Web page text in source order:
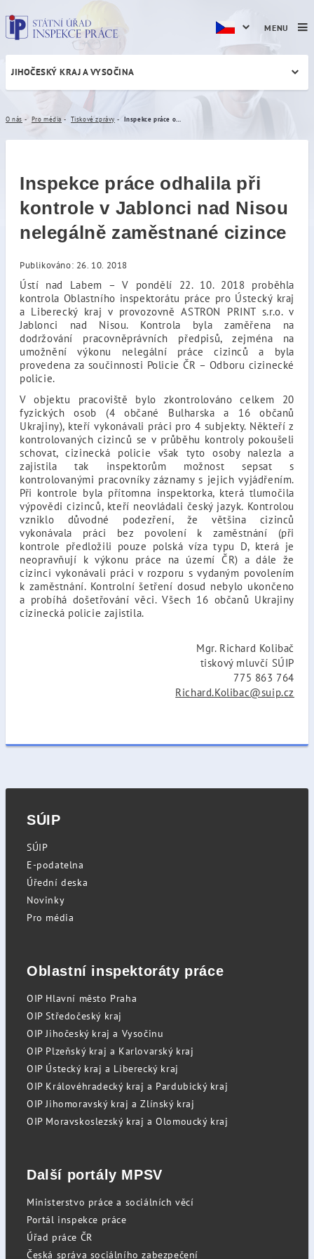
Inspekce práce odhalila při
JIHOČESKÝ KRAJ A VYSOČINA
O nás Pro média Tiskové zprávy
Inspekce práce odhalila při
kontrole v Jablonci nad Nisou
nelegálně zaměstnané cizince
Publikováno: 26. 10. 2018
Ústí nad Labem – V pondělí 22. 10. 2018 proběhla
kontrola Oblastního inspektorátu práce pro Ústecký kraj
a Liberecký kraj v provozovně ASTRON PRINT s.r.o. v
Jablonci nad Nisou. Kontrola byla zaměřena na
dodržování pracovněprávních předpisů, zejména na
umožnění výkonu nelegální práce cizinců a byla
provedena za součinnosti Policie ČR – Odboru cizinecké
policie.
V objektu pracoviště bylo zkontrolováno celkem 20
fyzických osob (4 občané Bulharska a 16 občanů
Ukrajiny), kteří vykonávali práci pro 4 subjekty. Někteří z
kontrolovaných cizinců se v průběhu kontroly pokoušeli
schovat, cizinecká policie však tyto osoby nalezla a
zajistila tak inspektorům možnost sepsat s
kontrolovanými pracovníky záznamy s jejich vyjádřením.
Při kontrole byla přítomna inspektorka, která tlumočila
výpovědi cizinců, kteří neovládali český jazyk. Kontrolou
vzniklo důvodné podezření, že většina cizinců
vykonávala práci bez povolení k zaměstnání (při
kontrole předložili pouze polská víza typu D, která je
neopravňují k výkonu práce na území ČR) a dále že
cizinci vykonávali práci v rozporu s vydaným povolením
k zaměstnání. Kontrolní šetření dosud nebylo ukončeno
a probíhá došetřování věci. Všech 16 občanů Ukrajiny
cizinecká policie zajistila.
Mgr. Richard Kolibač
tiskový mluvčí SÚIP
775 863 764
Richard.Kolibac@suip.cz
MENU
SÚIP
SÚIP
E-podatelna
Úřední deska
Novinky
Pro média
Oblastní inspektoráty práce
OIP Hlavní město Praha
OIP Středočeský kraj
OIP Jihočeský kraj a Vysočinu
OIP Plzeňský kraj a Karlovarský kraj
OIP Ústecký kraj a Liberecký kraj
OIP Královéhradecký kraj a Pardubický kraj
OIP Jihomoravský kraj a Zlínský kraj
OIP Moravskoslezský kraj a Olomoucký kraj
Další portály MPSV
Ministerstvo práce a sociálních věcí
Portál inspekce práce
Úřad práce ČR
Česká správa sociálního zabezpečení